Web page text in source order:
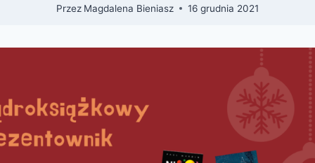
Przez Magdalena Bieniasz 16 grudnia 2021